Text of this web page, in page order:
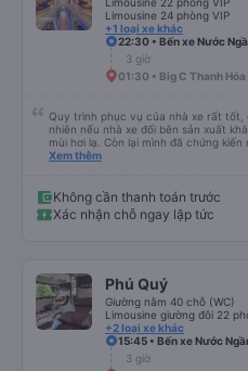
Limousine 24 phòng VIP
+1 loại xe khác
22:30 • Bến xe Nước
3 giờ
01:30 • Big C Thanh Hóa
Quy trình phục vụ của nhà xe rất tốt,
nhiên nếu nhà xe đổi bên sản xuất
mùi hơi lạ. Còn lại mình đã chứng
tháng vừa rồi: tài xế và phụ xe ngày
Xem thêm
Không cần thanh toán trước
Xác nhận chỗ ngay lập tức
Phú Quý
Giường nằm 40 chỗ (WC)
+2 loại xe khác
15:45 • Bến xe Nước
3 giờ